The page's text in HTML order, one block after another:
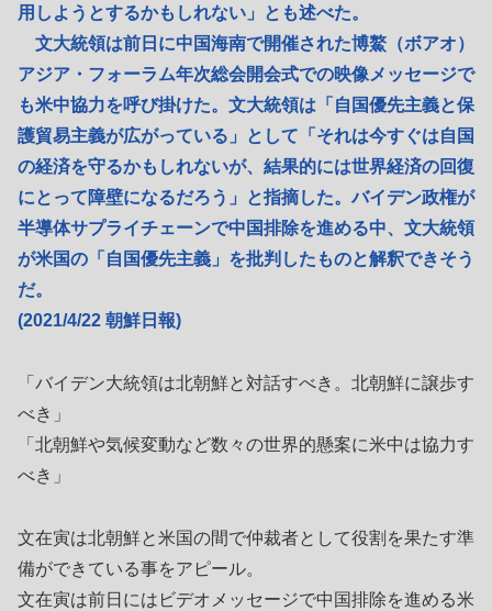
用しようとするかもしれない」とも述べた。
文大統領は前日に中国海南で開催された博鰲（ボアオ）
アジア・フォーラム年次総会開会式での映像メッセージで
も米中協力を呼び掛けた。文大統領は「自国優先主義と保
護貿易主義が広がっている」として「それは今すぐは自国
の経済を守るかもしれないが、結果的には世界経済の回復
にとって障壁になるだろう」と指摘した。バイデン政権が
半導体サプライチェーンで中国排除を進める中、文大統領
が米国の「自国優先主義」を批判したものと解釈できそう
だ。
(2021/4/22 朝鮮日報)
「バイデン大統領は北朝鮮と対話すべき。北朝鮮に譲歩す
べき」
「北朝鮮や気候変動など数々の世界的懸案に米中は協力す
べき」
文在寅は北朝鮮と米国の間で仲裁者として役割を果たす準
備ができている事をアピール。
文在寅は前日にはビデオメッセージで中国排除を進める米